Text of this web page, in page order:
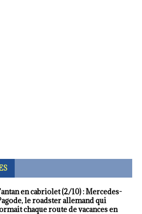
en cabriolet (2/10) : Mercedes-
le roadster allemand qui
chaque route de vacances en